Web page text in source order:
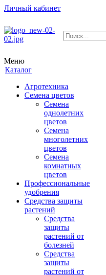
Личный кабинет
Меню
Каталог
Агротехника
Семена цветов
Семена
однолетних
цветов
Семена
многолетних
цветов
Семена
комнатных
цветов
Профессиональные
удобрения
Средства защиты
растений
Средства
защиты
растений от
болезней
Средства
защиты
растений от